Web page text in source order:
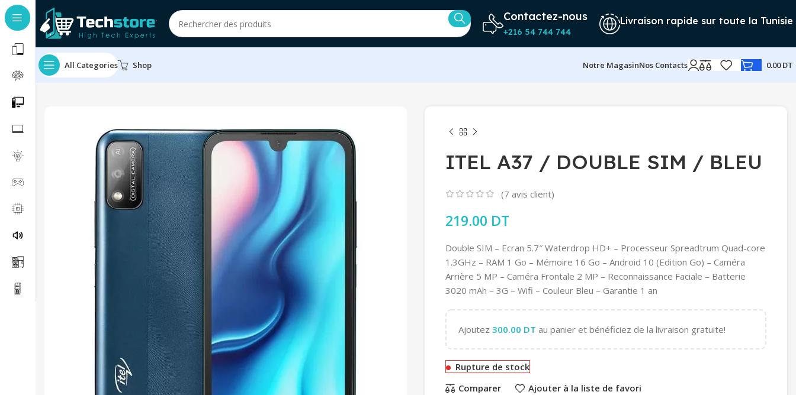
Contactez-nous
+216 54 744 744
Livraison rapide sur toute la Tunisie
All Categories Shop Notre MagasinNos Contacts 0.00DT
ITEL A37 / DOUBLE SIM / BLEU
(7 avis client)
219.00 DT
Double SIM – Ecran 5.7″ Waterdrop HD+ – Processeur Spreadtrum Quad-core
1.3GHz – RAM 1 Go – Mémoire 16 Go – Android 10 (Edition Go) – Caméra
Arrière 5 MP – Caméra Frontale 2 MP – Reconnaissance Faciale – Batterie
3020 mAh – 3G – Wifi – Couleur Bleu – Garantie 1 an
Ajoutez 300.00 DT au panier et bénéficiez de la livraison gratuite!
Rupture de stock
Comparer
Ajouter à la liste de favori